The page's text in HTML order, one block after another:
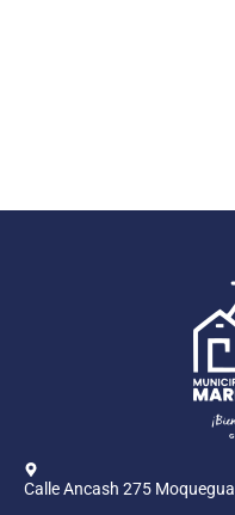
Calle Ancash 275 Moquegua